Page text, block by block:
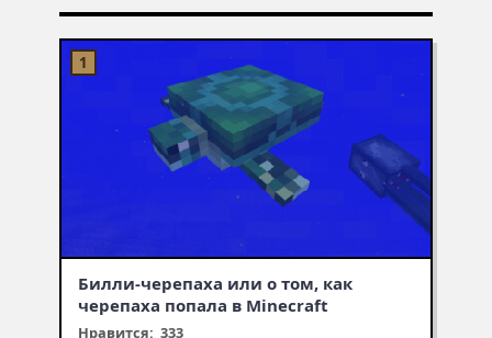
Билли-черепаха или о том, как
черепаха попала в Minecraft
Нравится: 333